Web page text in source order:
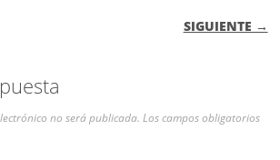
DE ENTRADAS
SIGUIENTE →
no será publicada. Los campos obligatorios